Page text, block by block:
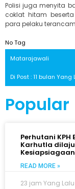
Polisi juga menyita
coklat hitam
para pelaku
No Tag
Matarajawali
Di Post : 11 bulan Yang
Popular
Perhutani
Karhutla
READ MORE »
23 jam Yang Lalu